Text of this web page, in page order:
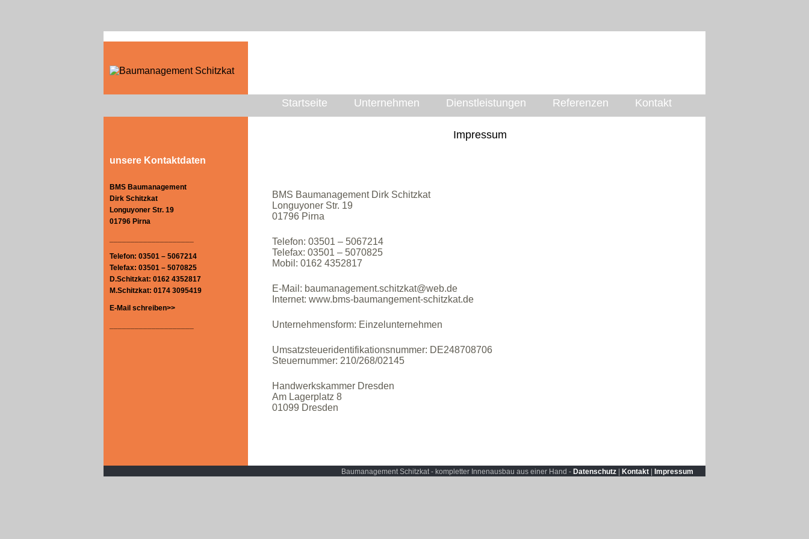
Startseite Unternehmen Dienstleistungen Referenzen Kontakt
Impressum
BMS Baumanagement Dirk Schitzkat
Longuyoner Str. 19
01796 Pirna
Telefon: 03501 – 5067214
Telefax: 03501 – 5070825
Mobil: 0162 4352817
E-Mail: baumanagement.schitzkat@web.de
Internet: www.bms-baumangement-schitzkat.de
Unternehmensform: Einzelunternehmen
Umsatzsteueridentifikationsnummer: DE248708706
Steuernummer: 210/268/02145
Handwerkskammer Dresden
Am Lagerplatz 8
01099 Dresden
unsere Kontaktdaten
BMS Baumanagement
Dirk Schitzkat
Longuyoner Str. 19
01796 Pirna
Telefon: 03501 – 5067214
Telefax: 03501 – 5070825
D.Schitzkat: 0162 4352817
M.Schitzkat: 0174 3095419
E-Mail schreiben>>
Baumanagement Schitzkat - kompletter Innenausbau aus einer Hand - Datenschutz Kontakt Impressum